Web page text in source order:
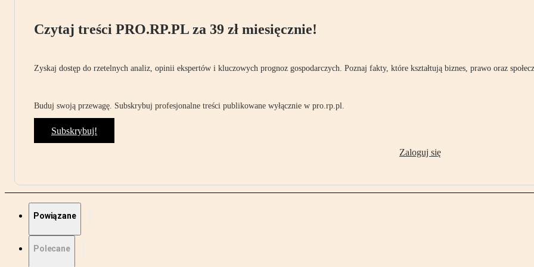
Czytaj treści PRO.RP.PL za 39 zł miesięcznie!
Zyskaj dostęp do rzetelnych analiz, opinii ekspertów i kluczowych prognoz gospodarczych. Poznaj fakty, które kształtują biznes, prawo oraz
Buduj swoją przewagę. Subskrybuj profesjonalne treści publikowane wyłącznie w pro.rp.pl.
Subskrybuj!
Zaloguj się
Powiązane
Polecane